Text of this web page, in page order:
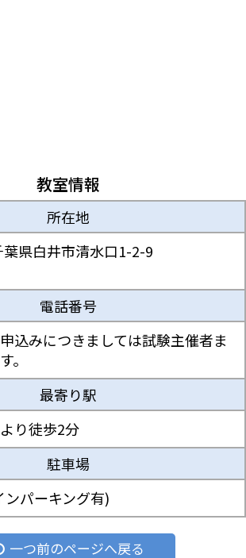
教室情報
所在地
県白井市清水口1-2-9
電話番号
込みにつきましては試験主催者ま
。
最寄り駅
り徒歩2分
駐車場
パーキング有)
一つ前のページへ戻る